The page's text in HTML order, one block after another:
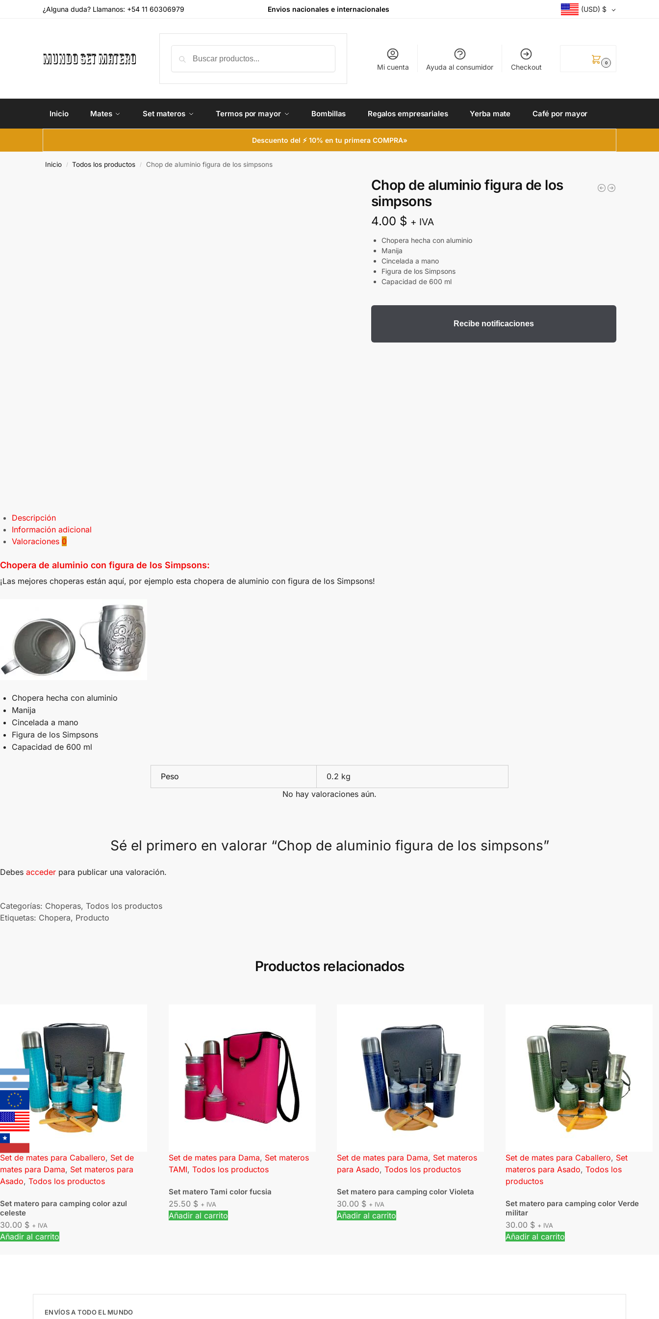
¿Alguna duda? Llamanos: +54 11 60306979 Envios nacionales e internacionales (USD) $
Mi cuenta
Ayuda al consumidor Checkout 0
Inicio Mates Set materos Termos por mayor Bombillas Regalos empresariales Yerba mate Café por mayor
Descuento del ⚡ 10% en tu primera COMPRA»
Inicio / Todos los productos / Chop de aluminio figura de los simpsons
Chop de aluminio figura de los
simpsons
4.00 $ + IVA
Chopera hecha con aluminio
Manija
Cincelada a mano
Figura de los Simpsons
Capacidad de 600 ml
Recibe notificaciones
Descripción
Información adicional
Valoraciones 0
Chopera de aluminio con figura de los Simpsons:
¡Las mejores choperas están aquí, por ejemplo esta chopera de aluminio con figura de los Simpsons!
Chopera hecha con aluminio
Manija
Cincelada a mano
Figura de los Simpsons
Capacidad de 600 ml
Peso
0.2 kg
No hay valoraciones aún.
Sé el primero en valorar “Chop de aluminio figura de los simpsons”
Debes acceder para publicar una valoración.
Categorías: Choperas, Todos los productos
Etiquetas: Chopera, Producto
Productos relacionados
Set de mates para Caballero, Set de
mates para Dama, Set materos para
Asado, Todos los productos
Set matero para camping color azul
celeste
30.00 $ + IVA
Añadir al carrito
Set de mates para Dama, Set materos
TAMI, Todos los productos
Set matero Tami color fucsia
25.50 $ + IVA
Añadir al carrito
Set de mates para Dama, Set materos
para Asado, Todos los productos
Set matero para camping color Violeta
30.00 $ + IVA
Añadir al carrito
Set de mates para Caballero, Set
materos para Asado, Todos los
productos
Set matero para camping color Verde
militar
30.00 $ + IVA
Añadir al carrito
ENVÍOS A TODO EL MUNDO